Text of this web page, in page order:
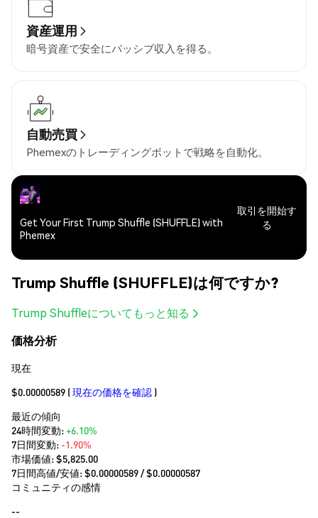
資産運用
暗号資産で安全にパッシブ収入を得る。
自動売買
Phemexのトレーディングボットで戦略を自動化。
Get Your First Trump Shuffle (SHUFFLE) with
Phemex
取引を開始す
る
Trump Shuffle (SHUFFLE)は何ですか?
Trump Shuffleについてもっと知る
価格分析
現在
$0.00000589 (現在の価格を確認 )
最近の傾向
24時間変動:+6.10%
7日間変動: -1.90%
市場価値:$5,825.00
7日間高値/安値: $0.00000589/ $0.00000587
コミュニティの感情
--